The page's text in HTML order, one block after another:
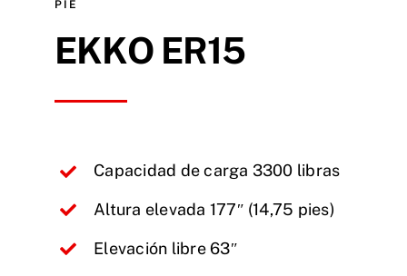
PIE
EKKO ER15
Capacidad de carga 3300 libras
Altura elevada 177″ (14,75 pies)
Elevación libre 63″